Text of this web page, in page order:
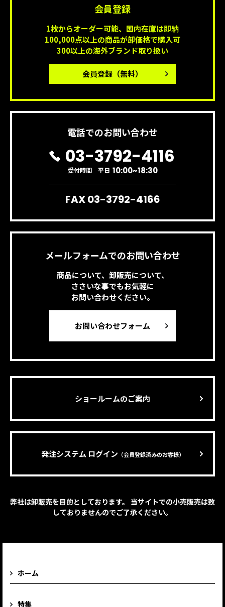
会員登録
1枚からオーダー可能、国内在庫は即納
100,000点以上の商品が卸価格で購入可
300以上の海外ブランド取り扱い
会員登録 （無料）
電話でのお問い合わせ
03-3792-4116
受付時間 平日 10:00~18:30
FAX 03-3792-4166
メールフォームでのお問い合わせ
商品について、卸販売について、
ささいな事でもお気軽に
お問い合わせください。
お問い合わせフォーム
ショールームのご案内
発注システム ログイン （会員登録済みのお客様）
弊社は卸販売を目的としております。 当サイトでの小売販売は致
しておりませんのでご了承ください。
ホーム
特集